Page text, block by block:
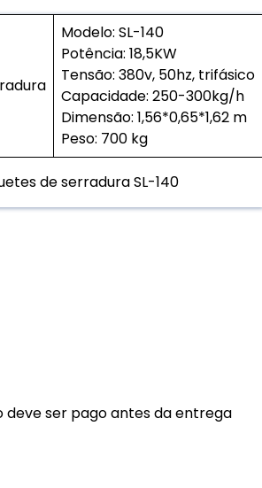
Modelo: SL-140
Potência: 18,5KW
Tensão: 380v, 50hz, trifásico
Capacidade: 250-300kg/h
Dimensão: 1,56*0,65*1,62 m
Peso: 700 kg
de serradura SL-140
deve ser pago antes da entrega